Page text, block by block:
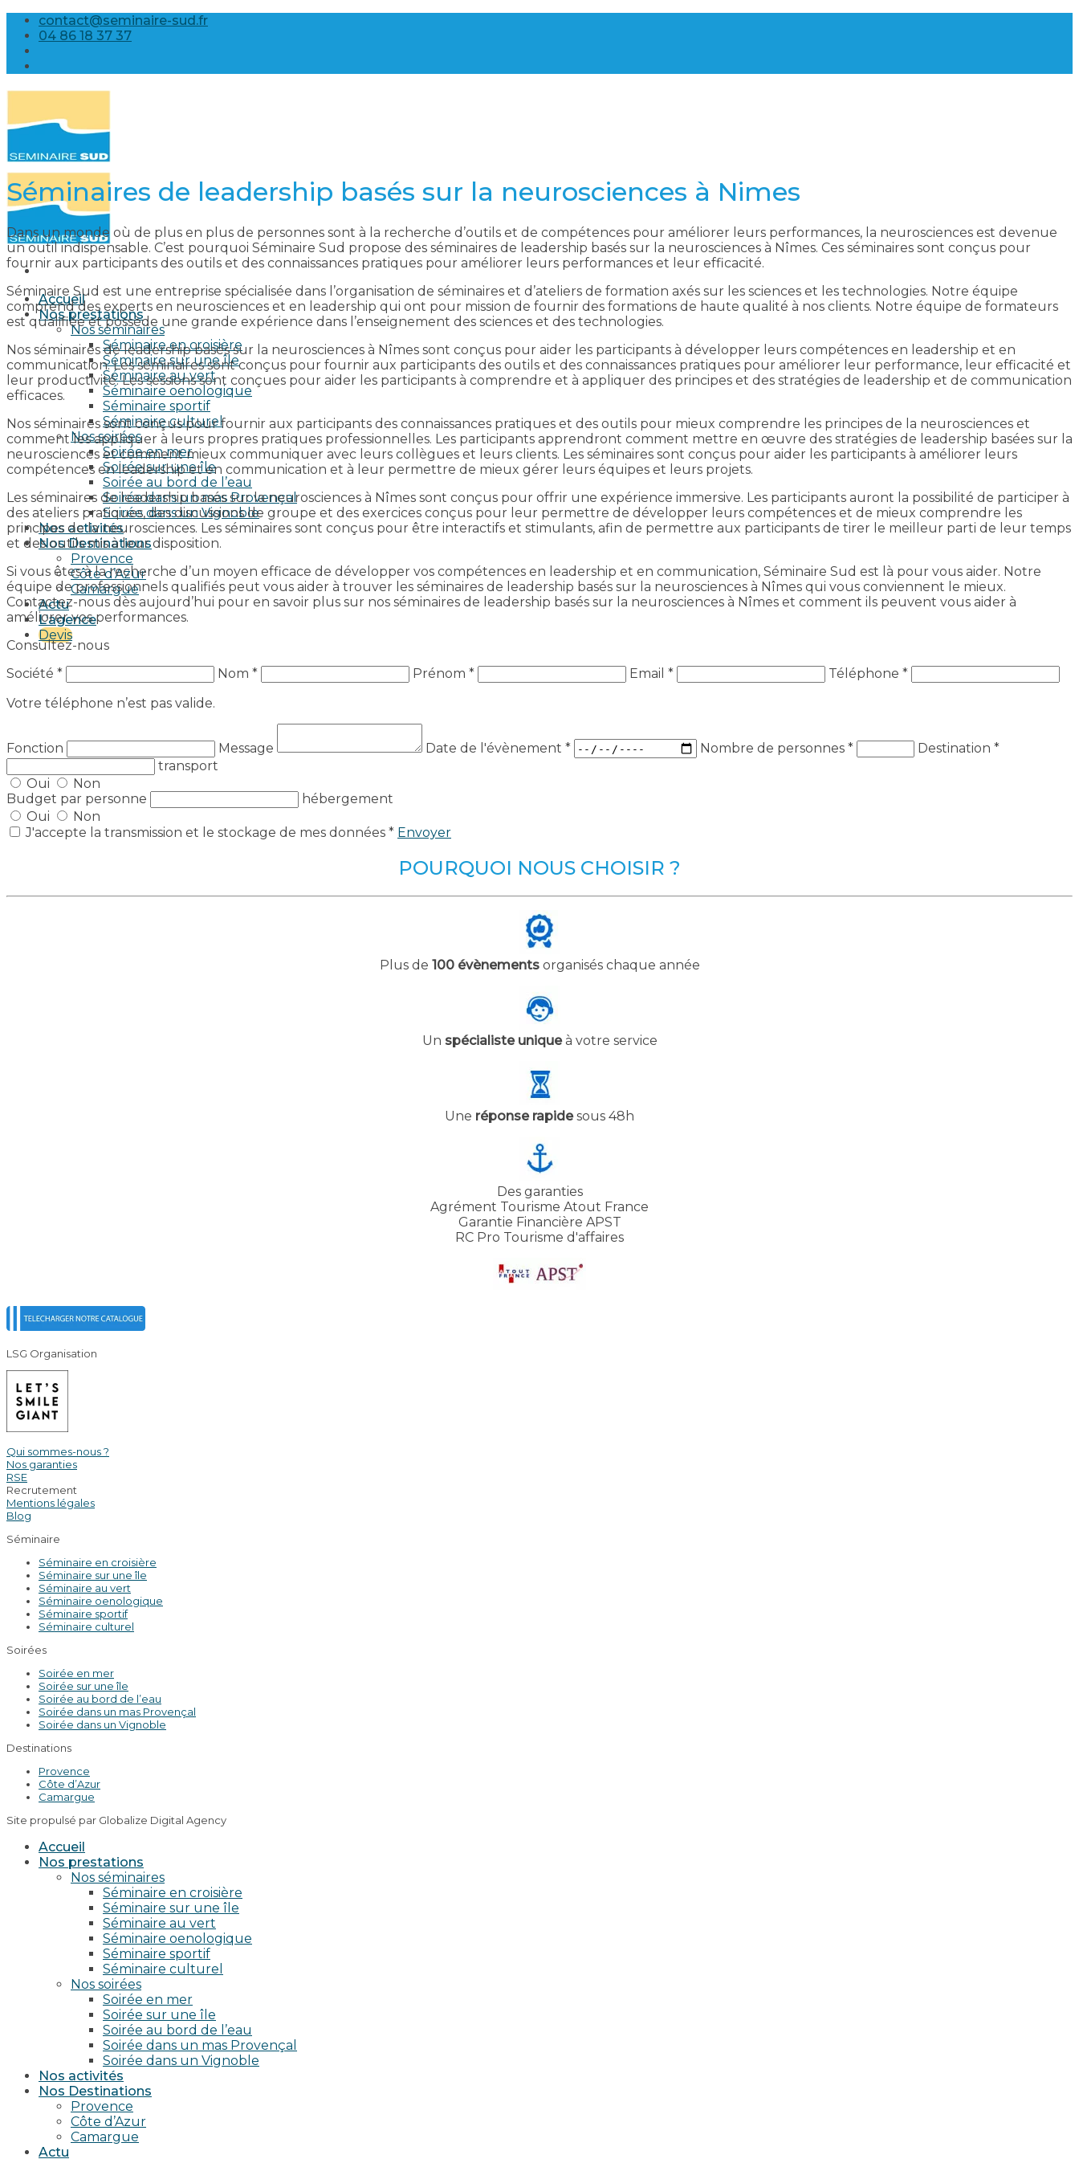
Skip
content
contact@seminaire-sud.fr
04 86 18 37 37
Accueil
Nos prestations
Nos séminaires
Séminaire en croisière
Séminaire sur une île
Séminaire au vert
Séminaire oenologique
Séminaire sportif
Séminaire culturel
Nos soirées
Soirée en mer
Soirée sur une île
Soirée au bord de l’eau
Soirée dans un mas Provençal
Soirée dans un Vignoble
Nos activités
Nos Destinations
Provence
Côte d’Azur
Camargue
Actu
L’agence
Devis
Séminaires de leadership basés sur la neurosciences à Nimes
Dans un monde où de plus en plus de personnes sont à la recherche d’outils et de compétences pour améliorer leurs performances, la neurosciences est devenue
un outil indispensable. C’est pourquoi Séminaire Sud propose des séminaires de leadership basés sur la neurosciences à Nîmes. Ces séminaires sont conçus pour
fournir aux participants des outils et des connaissances pratiques pour améliorer leurs performances et leur efficacité.
Séminaire Sud est une entreprise spécialisée dans l’organisation de séminaires et d’ateliers de formation axés sur les sciences et les technologies. Notre équipe
comprend des experts en neurosciences et en leadership qui ont pour mission de fournir des formations de haute qualité à nos clients. Notre équipe de formateurs
est qualifiée et possède une grande expérience dans l’enseignement des sciences et des technologies.
Nos séminaires de leadership basés sur la neurosciences à Nîmes sont conçus pour aider les participants à développer leurs compétences en leadership et en
communication. Les séminaires sont conçus pour fournir aux participants des outils et des connaissances pratiques pour améliorer leur performance, leur efficacité et
leur productivité. Les sessions sont conçues pour aider les participants à comprendre et à appliquer des principes et des stratégies de leadership et de communication
efficaces.
Nos séminaires sont conçus pour fournir aux participants des connaissances pratiques et des outils pour mieux comprendre les principes de la neurosciences et
comment les appliquer à leurs propres pratiques professionnelles. Les participants apprendront comment mettre en œuvre des stratégies de leadership basées sur la
neurosciences et comment mieux communiquer avec leurs collègues et leurs clients. Les séminaires sont conçus pour aider les participants à améliorer leurs
compétences en leadership et en communication et à leur permettre de mieux gérer leurs équipes et leurs projets.
Les séminaires de leadership basés sur la neurosciences à Nîmes sont conçus pour offrir une expérience immersive. Les participants auront la possibilité de participer à
des ateliers pratiques, des discussions de groupe et des exercices conçus pour leur permettre de développer leurs compétences et de mieux comprendre les
principes de la neurosciences. Les séminaires sont conçus pour être interactifs et stimulants, afin de permettre aux participants de tirer le meilleur parti de leur temps
et des outils mis à leur disposition.
Si vous êtes à la recherche d’un moyen efficace de développer vos compétences en leadership et en communication, Séminaire Sud est là pour vous aider. Notre
équipe de professionnels qualifiés peut vous aider à trouver les séminaires de leadership basés sur la neurosciences à Nîmes qui vous conviennent le mieux.
Contactez-nous dès aujourd’hui pour en savoir plus sur nos séminaires de leadership basés sur la neurosciences à Nîmes et comment ils peuvent vous aider à
améliorer vos performances.
Consultez-nous
Société *
Nom * Prénom * Email *
Téléphone *
Votre téléphone n’est pas valide.
Fonction Message Date de l'évènement * Nombre de personnes * Destination *
transport
Oui
Non
Budget par personne
hébergement
Oui
Non
J'accepte la transmission et le stockage de mes données * Envoyer
POURQUOI NOUS CHOISIR ?
Plus de 100 évènementsorganisés chaque année
Un spécialiste uniqueà votre service
Une réponse rapidesous 48h
Des garanties
Agrément Tourisme Atout France
Garantie Financière APST
RC Pro Tourisme d'affaires
LSG Organisation
Qui sommes-nous ?
Nos garanties
RSE
Recrutement
Mentions légales
Blog
Séminaire
Séminaire en croisière
Séminaire sur une île
Séminaire au vert
Séminaire oenologique
Séminaire sportif
Séminaire culturel
Soirées
Soirée en mer
Soirée sur une île
Soirée au bord de l’eau
Soirée dans un mas Provençal
Soirée dans un Vignoble
Destinations
Provence
Côte d’Azur
Camargue
Site propulsé par Globalize Digital Agency
Accueil
Nos prestations
Nos séminaires
Séminaire en croisière
Séminaire sur une île
Séminaire au vert
Séminaire oenologique
Séminaire sportif
Séminaire culturel
Nos soirées
Soirée en mer
Soirée sur une île
Soirée au bord de l’eau
Soirée dans un mas Provençal
Soirée dans un Vignoble
Nos activités
Nos Destinations
Provence
Côte d’Azur
Camargue
Actu